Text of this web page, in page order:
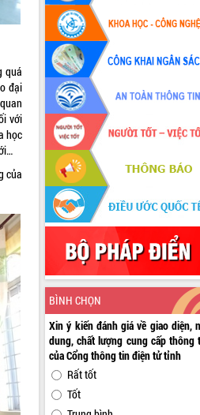
quá
đại
với
học
của
BÌNH CHỌN
Xin ý kiến đánh giá về giao diện,
dung, chất lượng cung cấp thông
của Cổng thông tin điện tử tỉnh
Rất tốt
Tốt